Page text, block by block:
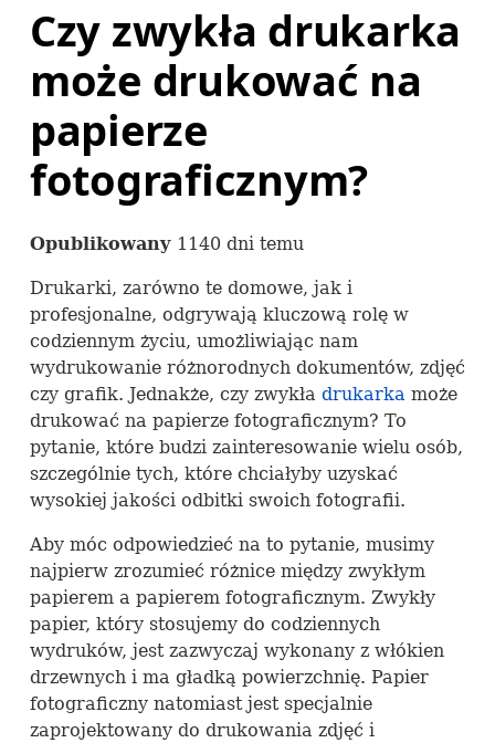
Czy zwykła drukarka
może drukować na
papierze
fotograficznym?
Opublikowany 1140 dni temu
Drukarki, zarówno te domowe, jak i
profesjonalne, odgrywają kluczową rolę w
codziennym życiu, umożliwiając nam
wydrukowanie różnorodnych dokumentów, zdjęć
czy grafik. Jednakże, czy zwykła drukarkamoże
drukować na papierze fotograficznym? To
pytanie, które budzi zainteresowanie wielu osób,
szczególnie tych, które chciałyby uzyskać
wysokiej jakości odbitki swoich fotografii.
Aby móc odpowiedzieć na to pytanie, musimy
najpierw zrozumieć różnice między zwykłym
papierem a papierem fotograficznym. Zwykły
papier, który stosujemy do codziennych
wydruków, jest zazwyczaj wykonany z włókien
drzewnych i ma gładką powierzchnię. Papier
fotograficzny natomiast jest specjalnie
zaprojektowany do drukowania zdjęć i